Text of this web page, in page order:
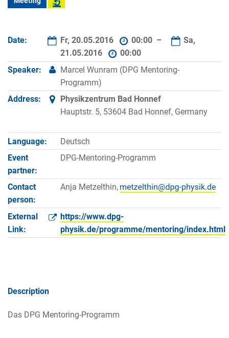
Date: Fr, 20.05.2016 00:00 –
Sa,
21.05.2016
00:00
Speaker:
Marcel Wunram (DPG Mentoring-
Programm)
Address:
Physikzentrum Bad Honnef
Hauptstr. 5, 53604 Bad Honnef, Germany
Language:
Deutsch
Event
partner:
DPG-Mentoring-Programm
Contact
person:
Anja Metzelthin,
External
Link:
https://www.dpg-
physik.de/programme/mentoring/index.html
Description
Das DPG Mentoring-Programm